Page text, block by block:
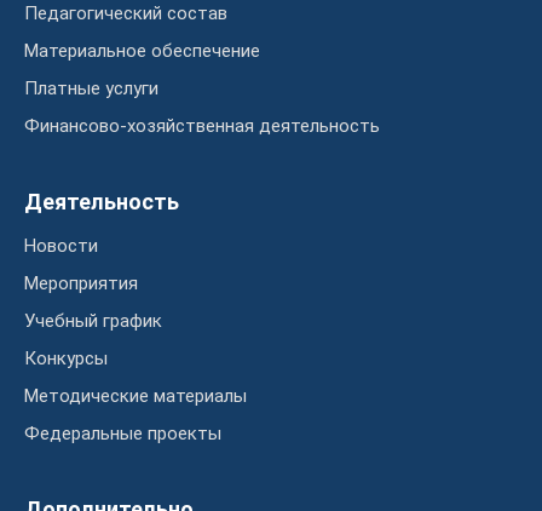
Педагогический состав
Материальное обеспечение
Платные услуги
Финансово-хозяйственная деятельность
Деятельность
Новости
Мероприятия
Учебный график
Конкурсы
Методические материалы
Федеральные проекты